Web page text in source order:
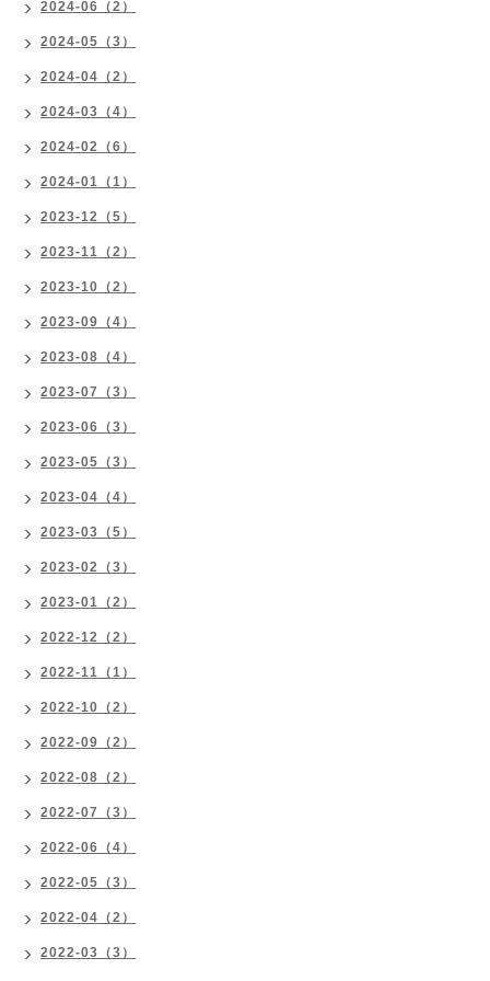
2024-06（2）
2024-05（3）
2024-04（2）
2024-03（4）
2024-02（6）
2024-01（1）
2023-12（5）
2023-11（2）
2023-10（2）
2023-09（4）
2023-08（4）
2023-07（3）
2023-06（3）
2023-05（3）
2023-04（4）
2023-03（5）
2023-02（3）
2023-01（2）
2022-12（2）
2022-11（1）
2022-10（2）
2022-09（2）
2022-08（2）
2022-07（3）
2022-06（4）
2022-05（3）
2022-04（2）
2022-03（3）